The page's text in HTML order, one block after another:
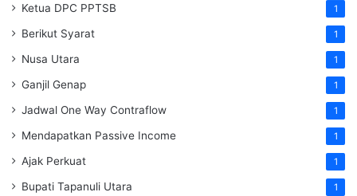
Ketua DPC PPTSB 1
Berikut Syarat 1
Nusa Utara 1
Ganjil Genap 1
Jadwal One Way Contraflow 1
Mendapatkan Passive Income 1
Ajak Perkuat 1
Bupati Tapanuli Utara 1